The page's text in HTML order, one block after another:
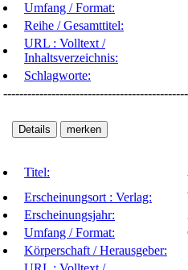
Umfang / Format:
Reihe / Gesamttitel:
URL : Volltext /
Inhaltsverzeichnis:
Schlagworte:
Titel:
Erscheinungsort : Verlag:
Erscheinungsjahr:
Umfang / Format:
Körperschaft / Herausgeber: